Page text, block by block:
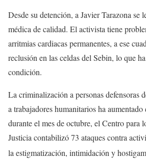
Desde su detención, a Javier Tarazona se
médica de calidad. El activista tiene
arritmias cardiacas permanentes, a ese
reclusión en las celdas del Sebin, lo que
condición.
La criminalización a personas defensoras
a trabajadores humanitarios ha
durante el mes de octubre, el Centro para
Justicia contabilizó 73 ataques contra
la estigmatización, intimidación y